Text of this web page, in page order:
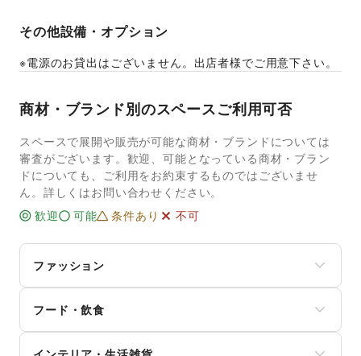
その他設備・オプション
※電源のお貸出はございません。出店者様でご用意下さい。
商材・ブランド別のスペースご利用可否
スペースで展開や販売が可能な商材・ブランドについては
審査がございます。歓迎、可能となっている商材・ブラン
ドについても、ご利用をお約束するものではございませ
ん。詳しくはお問い合わせください。
歓迎
可能 条件あり 不可
ファッション
レディースファッション
ユニセックス
インナー・ルームウェア
フード・飲食